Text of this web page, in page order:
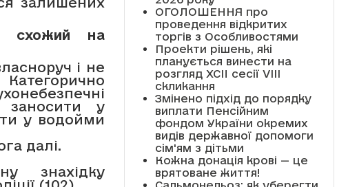
схожий на
і не
заносити у
у водойми
далі.
знахідку
ОГОЛОШЕННЯ про
проведення відкритих
торгів з Особливостями
Проекти рішень, які
планується винести на
розгляд XCII сесії VІІІ
скликання
Змінено підхід до порядку
виплати Пенсійним
фондом України окремих
видів державної допомоги
сім'ям з дітьми
Кожна донація крові — це
врятоване життя!